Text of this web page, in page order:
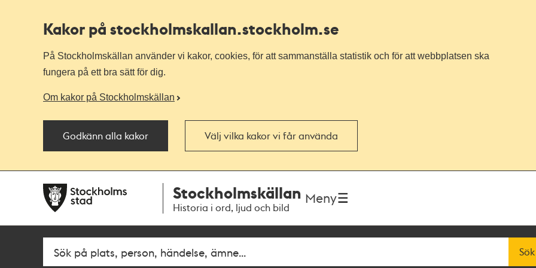
Kakor på stockholmskallan.stockholm.se
På Stockholmskällan använder vi kakor, cookies, för att sammanställa statistik och för att webbplatsen ska
fungera på ett bra sätt för dig.
Om kakor på Stockholmskällan
Godkänn alla kakor Välj vilka kakor vi får använda
navigationen
huvudinnehållet
Stockholmskällan
Historia i ord, ljud och bild
Meny
Fritextsök Sök